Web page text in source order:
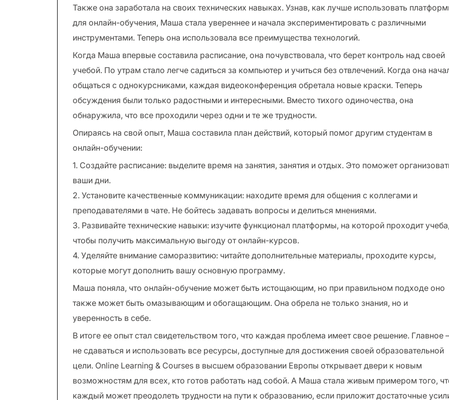
Также она заработала на своих технических навыках. Узнав, как лучше использовать
для онлайн-обучения, Маша стала увереннее и начала экспериментировать с различными
инструментами. Теперь она использовала все преимущества технологий.
Когда Маша впервые составила расписание, она почувствовала, что берет контроль над своей
учебой. По утрам стало легче садиться за компьютер и учиться без отвлечений. Когда она
общаться с однокурсниками, каждая видеоконференция обретала новые краски. Теперь
обсуждения были только радостными и интересными. Вместо тихого одиночества, она
обнаружила, что все проходили через одни и те же трудности.
Опираясь на свой опыт, Маша составила план действий, который помог другим студентам в
онлайн-обучении:
1. Создайте расписание: выделите время на занятия, занятия и отдых. Это поможет
ваши дни.
2. Установите качественные коммуникации: находите время для общения с коллегами и
преподавателями в чате. Не бойтесь задавать вопросы и делиться мнениями.
3. Развивайте технические навыки: изучите функционал платформы, на которой проходит учеба,
чтобы получить максимальную выгоду от онлайн-курсов.
4. Уделяйте внимание саморазвитию: читайте дополнительные материалы, проходите курсы,
которые могут дополнить вашу основную программу.
Маша поняла, что онлайн-обучение может быть истощающим, но при правильном подходе оно
также может быть омазывающим и обогащающим. Она обрела не только знания, но и
уверенность в себе.
В итоге ее опыт стал свидетельством того, что каждая проблема имеет свое решение. Главное –
не сдаваться и использовать все ресурсы, доступные для достижения своей образовательной
цели. Online Learning & Courses в высшем образовании Европы открывает двери к новым
возможностям для всех, кто готов работать над собой. А Маша стала живым примером того,
каждый может преодолеть трудности на пути к образованию, если приложит достаточные